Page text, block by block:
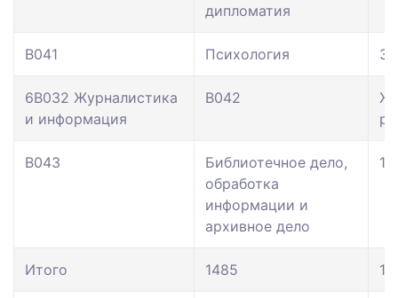
дипломатия
В041 Психология
6В032 Журналистика
и информация
В042
В043
Библиотечное дело,
обработка
информации и
архивное дело
Итого 1485